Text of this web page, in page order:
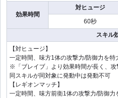
効果時間
対ヒュージ
60秒
スキル
【対ヒュージ】
一定時間、味方1体の攻撃力/防御力を特
※「ブレイブ」より効果時間が長く、攻
同スキルが同対象に発動中は発動不可
【レギオンマッチ】
一定時間、味方前衛1体の攻撃力/防御力